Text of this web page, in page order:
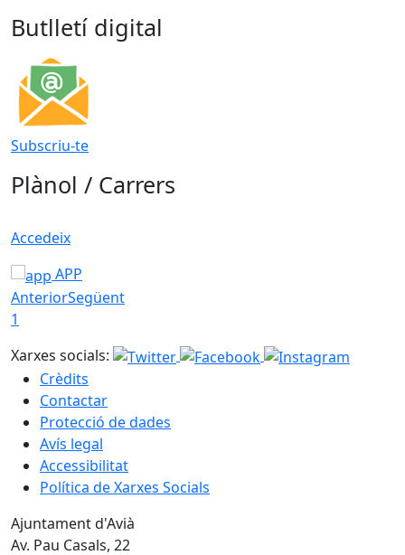
Butlletí digital
Subscriu-te
Plànol / Carrers
Accedeix
APP
AnteriorSegüent
1
Xarxes socials:
Crèdits
Contactar
Protecció de dades
Avís legal
Accessibilitat
Política de Xarxes Socials
Ajuntament d'Avià
Av. Pau Casals, 22